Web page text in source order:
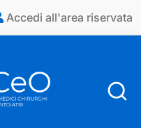
Accedi all'area riservata